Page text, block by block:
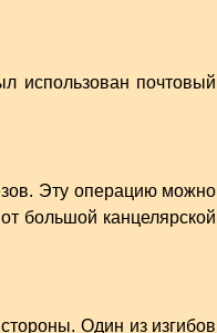
использован почтовый
Эту операцию можно
большой канцелярской
Один из изгибов